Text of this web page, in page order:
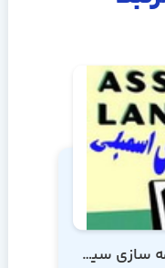
آموزش زبان ماشین و برنامه سازی سیستم